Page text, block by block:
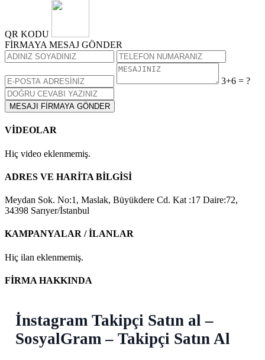
QR KODU
FİRMAYA MESAJ GÖNDER
3+6 = ?
MESAJI FİRMAYA GÖNDER
VİDEOLAR
Hiç video eklenmemiş.
ADRES VE HARİTA BİLGİSİ
Meydan Sok. No:1, Maslak, Büyükdere Cd. Kat :17 Daire:72,
34398 Sarıyer/İstanbul
KAMPANYALAR / İLANLAR
Hiç ilan eklenmemiş.
FİRMA HAKKINDA
İnstagram Takipçi Satın al –
SosyalGram – Takipçi Satın Al